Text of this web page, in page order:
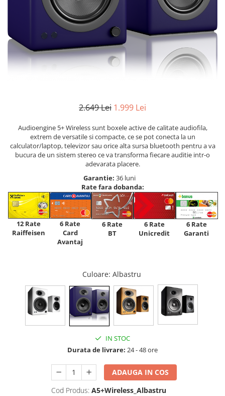
2.649 Lei 1.999 Lei
Audioengine 5+ Wireless sunt boxele active de calitate audiofila,
extrem de versatile si compacte, ce se pot conecta la un
calculator/laptop, televizor sau orice alta sursa bluetooth pentru a va
bucura de un sistem stereo ce va transforma fiecare auditie intr-o
adevarata placere.
Garantie: 36 luni
Rate fara dobanda:
12 Rate
Raiffeisen
6 Rate
Card
Avantaj
6 Rate
BT
6 Rate
Unicredit
6 Rate
Garanti
Culoare: Albastru
IN STOC
Durata de livrare: 24 - 48 ore
ADAUGA IN COS
Cod Produs: A5+Wireless_Albastru